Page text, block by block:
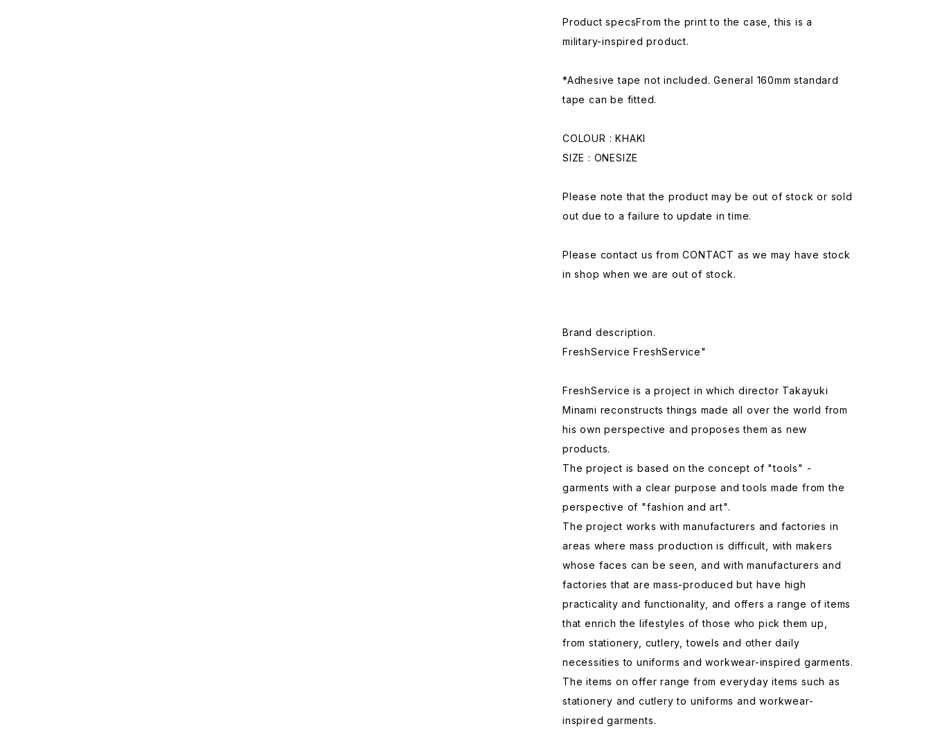
Product specsFrom the print to the case, this is a
military-inspired product.
*Adhesive tape not included. General 160mm standard
tape can be fitted.
COLOUR : KHAKI
SIZE : ONESIZE
Please note that the product may be out of stock or sold
out due to a failure to update in time.
Please contact us from CONTACT as we may have stock
in shop when we are out of stock.
Brand description.
FreshService FreshService"
FreshService is a project in which director Takayuki
Minami reconstructs things made all over the world from
his own perspective and proposes them as new
products.
The project is based on the concept of "tools" -
garments with a clear purpose and tools made from the
perspective of "fashion and art".
The project works with manufacturers and factories in
areas where mass production is difficult, with makers
whose faces can be seen, and with manufacturers and
factories that are mass-produced but have high
practicality and functionality, and offers a range of items
that enrich the lifestyles of those who pick them up,
from stationery, cutlery, towels and other daily
necessities to uniforms and workwear-inspired garments.
The items on offer range from everyday items such as
stationery and cutlery to uniforms and workwear-
inspired garments.